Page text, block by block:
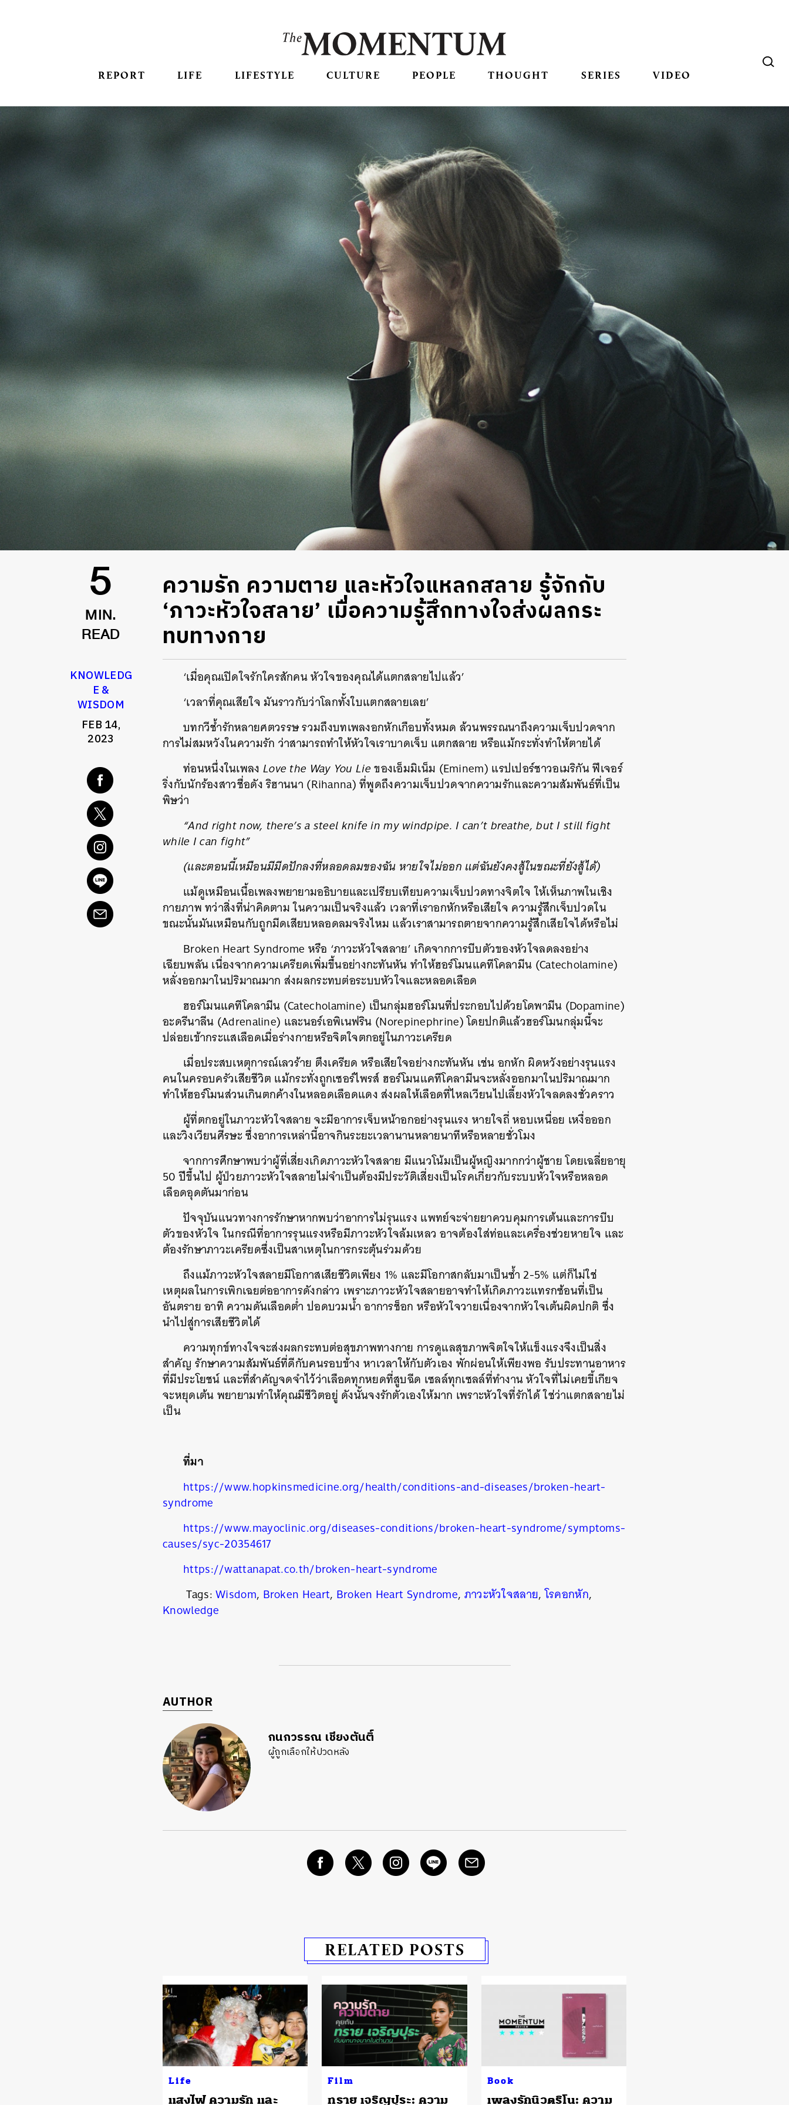
REPORT LIFE LIFESTYLE CULTURE PEOPLE THOUGHT SERIES VIDEO
5
MIN.
READ
KNOWLEDG
E &
WISDOM
FEB 14,
2023
ความรัก ความตาย และหัวใจแหลกสลาย รู้จักกับ
‘ภาวะหัวใจสลาย’ เมื่อความรู้สึกทางใจส่งผลกระ
ทบทางกาย
‘เมื่อคุณเปิดใจรักใครสักคน หัวใจของคุณได้แตกสลายไปแล้ว’
‘เวลาที่คุณเสียใจ มันราวกับว่าโลกทั้งใบแตกสลายเลย’
บทกวีช้ำรักหลายศตวรรษ รวมถึงบทเพลงอกหักเกือบทั้งหมด ล้วนพรรณนาถึงความเจ็บปวดจาก
การไม่สมหวังในความรัก ว่าสามารถทำให้หัวใจเราบาดเจ็บ แตกสลาย หรือแม้กระทั่งทำให้ตายได้
ท่อนหนึ่งในเพลง Love the Way You Lieของเอ็มมิเน็ม (Eminem) แรปเปอร์ชาวอเมริกัน ฟีเจอร์
ริ่งกับนักร้องสาวชื่อดัง ริฮานนา (Rihanna) ที่พูดถึงความเจ็บปวดจากความรักและความสัมพันธ์ที่เป็น
พิษว่า
“And right now, there’s a steel knife in my windpipe. I can’t breathe, but I still fight
while I can fight”
(และตอนนี้เหมือนมีมีดปักลงที่หลอดลมของฉัน หายใจไม่ออก แต่ฉันยังคงสู้ในขณะที่ยังสู้ได้)
แม้ดูเหมือนเนื้อเพลงพยายามอธิบายและเปรียบเทียบความเจ็บปวดทางจิตใจ ให้เห็นภาพในเชิง
กายภาพ ทว่าสิ่งที่น่าคิดตาม ในความเป็นจริงแล้ว เวลาที่เราอกหักหรือเสียใจ ความรู้สึกเจ็บปวดใน
ขณะนั้นมันเหมือนกับถูกมีดเสียบหลอดลมจริงไหม แล้วเราสามารถตายจากความรู้สึกเสียใจได้หรือไม่
Broken Heart Syndrome หรือ ‘ภาวะหัวใจสลาย’ เกิดจากการบีบตัวของหัวใจลดลงอย่าง
เฉียบพลัน เนื่องจากความเครียดเพิ่มขึ้นอย่างกะทันหัน ทำให้ฮอร์โมนแคทีโคลามีน (Catecholamine)
หลั่งออกมาในปริมาณมาก ส่งผลกระทบต่อระบบหัวใจและหลอดเลือด
ฮอร์โมนแคทีโคลามีน (Catecholamine) เป็นกลุ่มฮอร์โมนที่ประกอบไปด้วยโดพามีน (Dopamine)
อะดรีนาลีน (Adrenaline) และนอร์เอพิเนฟริน (Norepinephrine) โดยปกติแล้วฮอร์โมนกลุ่มนี้จะ
ปล่อยเข้ากระแสเลือดเมื่อร่างกายหรือจิตใจตกอยู่ในภาวะเครียด
เมื่อประสบเหตุการณ์เลวร้าย ตึงเครียด หรือเสียใจอย่างกะทันหัน เช่น อกหัก ผิดหวังอย่างรุนแรง
คนในครอบครัวเสียชีวิต แม้กระทั่งถูกเซอร์ไพรส์ ฮอร์โมนแคทีโคลามีนจะหลั่งออกมาในปริมาณมาก
ทำให้ฮอร์โมนส่วนเกินตกค้างในหลอดเลือดแดง ส่งผลให้เลือดที่ไหลเวียนไปเลี้ยงหัวใจลดลงชั่วคราว
ผู้ที่ตกอยู่ในภาวะหัวใจสลาย จะมีอาการเจ็บหน้าอกอย่างรุนแรง หายใจถี่ หอบเหนื่อย เหงื่อออก
และวิงเวียนศีรษะ ซึ่งอาการเหล่านี้อาจกินระยะเวลานานหลายนาทีหรือหลายชั่วโมง
จากการศึกษาพบว่าผู้ที่เสี่ยงเกิดภาวะหัวใจสลาย มีแนวโน้มเป็นผู้หญิงมากกว่าผู้ชาย โดยเฉลี่ยอายุ
50 ปีขึ้นไป ผู้ป่วยภาวะหัวใจสลายไม่จำเป็นต้องมีประวัติเสี่ยงเป็นโรคเกี่ยวกับระบบหัวใจหรือหลอด
เลือดอุดตันมาก่อน
ปัจจุบันแนวทางการรักษาหากพบว่าอาการไม่รุนแรง แพทย์จะจ่ายยาควบคุมการเต้นและการบีบ
ตัวของหัวใจ ในกรณีที่อาการรุนแรงหรือมีภาวะหัวใจล้มเหลว อาจต้องใส่ท่อและเครื่องช่วยหายใจ และ
ต้องรักษาภาวะเครียดซึ่งเป็นสาเหตุในการกระตุ้นร่วมด้วย
ถึงแม้ภาวะหัวใจสลายมีโอกาสเสียชีวิตเพียง 1% และมีโอกาสกลับมาเป็นซ้ำ 2-5% แต่ก็ไม่ใช่
เหตุผลในการเพิกเฉยต่ออาการดังกล่าว เพราะภาวะหัวใจสลายอาจทำให้เกิดภาวะแทรกซ้อนที่เป็น
อันตราย อาทิ ความดันเลือดต่ำ ปอดบวมน้ำ อาการช็อก หรือหัวใจวายเนื่องจากหัวใจเต้นผิดปกติ ซึ่ง
นำไปสู่การเสียชีวิตได้
ความทุกข์ทางใจจะส่งผลกระทบต่อสุขภาพทางกาย การดูแลสุขภาพจิตใจให้แข็งแรงจึงเป็นสิ่ง
สำคัญ รักษาความสัมพันธ์ที่ดีกับคนรอบข้าง หาเวลาให้กับตัวเอง พักผ่อนให้เพียงพอ รับประทานอาหาร
ที่มีประโยชน์ และที่สำคัญจดจำไว้ว่าเลือดทุกหยดที่สูบฉีด เซลล์ทุกเซลล์ที่ทำงาน หัวใจที่ไม่เคยขี้เกียจ
จะหยุดเต้น พยายามทำให้คุณมีชีวิตอยู่ ดังนั้นจงรักตัวเองให้มาก เพราะหัวใจที่รักได้ ใช่ว่าแตกสลายไม่
เป็น
ที่มา
https://www.hopkinsmedicine.org/health/conditions-and-diseases/broken-heart-
syndrome
https://www.mayoclinic.org/diseases-conditions/broken-heart-syndrome/symptoms-
causes/syc-20354617
https://wattanapat.co.th/broken-heart-syndrome
Tags:Wisdom, Broken Heart, Broken Heart Syndrome, ภาวะหัวใจสลาย,โรคอกหัก,
Knowledge
AUTHOR
กนกวรรณ เชียงตันติ์
ผู้ถูกเลือกให้ปวดหลัง
RELATED POSTS
Life
แสงไฟ ความรัก และ
Film
ทราย เจริญปุระ: ความ
Book
เพลงรักนิวตริโน: ความ
SHARE TWEET LINE EMAIL